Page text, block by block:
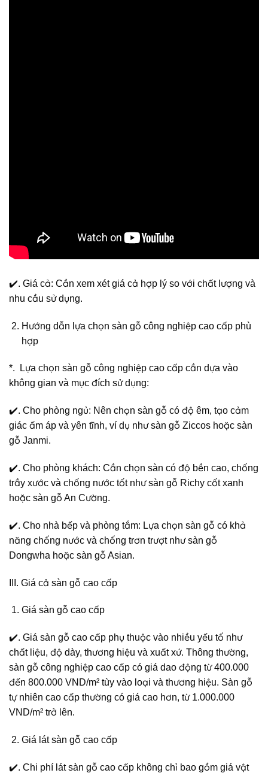
✔️. Giá cả: Cần xem xét giá cả hợp lý so với chất lượng và
nhu cầu sử dụng.
Hướng dẫn lựa chọn sàn gỗ công nghiệp cao cấp phù
hợp
*. Lựa chọn sàn gỗ công nghiệp cao cấp cần dựa vào
không gian và mục đích sử dụng:
✔️. Cho phòng ngủ: Nên chọn sàn gỗ có độ êm, tạo cảm
giác ấm áp và yên tĩnh, ví dụ như sàn gỗ Ziccos hoặc sàn
gỗ Janmi.
✔️. Cho phòng khách: Cần chọn sàn có độ bền cao, chống
trầy xước và chống nước tốt như sàn gỗ Richy cốt xanh
hoặc sàn gỗ An Cường.
✔️. Cho nhà bếp và phòng tắm: Lựa chọn sàn gỗ có khả
năng chống nước và chống trơn trượt như sàn gỗ
Dongwha hoặc sàn gỗ Asian.
III. Giá cả sàn gỗ cao cấp
Giá sàn gỗ cao cấp
✔️. Giá sàn gỗ cao cấp phụ thuộc vào nhiều yếu tố như
chất liệu, độ dày, thương hiệu và xuất xứ. Thông thường,
sàn gỗ công nghiệp cao cấp có giá dao động từ 400.000
đến 800.000 VND/m² tùy vào loại và thương hiệu. Sàn gỗ
tự nhiên cao cấp thường có giá cao hơn, từ 1.000.000
VND/m² trở lên.
Giá lát sàn gỗ cao cấp
✔️. Chi phí lát sàn gỗ cao cấp không chỉ bao gồm giá vật